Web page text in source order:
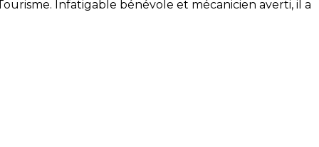
Infatigable bénévole et mécanicien averti, il a